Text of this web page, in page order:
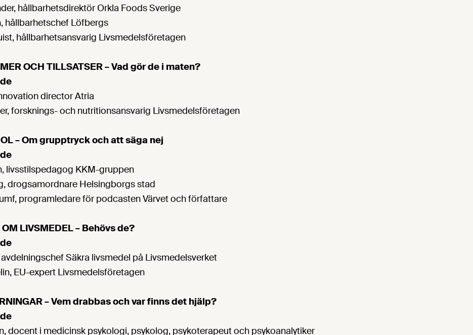
hållbarhetsdirektör Orkla Foods Sverige
hållbarhetschef Löfbergs
hållbarhetsansvarig Livsmedelsföretagen
OCH TILLSATSER – Vad gör de i maten?
director Atria
forsknings- och nutritionsansvarig Livsmedelsföretagen
–Om grupptryck och att säga nej
livsstilspedagog KKM-gruppen
drogsamordnare Helsingborgs stad
programledare för podcasten Värvet och författare
LIVSMEDEL – Behövs de?
Säkra livsmedel på Livsmedelsverket
EU-expert Livsmedelsföretagen
– Vem drabbas och var finns det hjälp?
docent i medicinsk psykologi, psykolog, psykoterapeut och psykoanalytiker